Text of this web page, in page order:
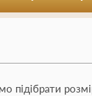
підібрати